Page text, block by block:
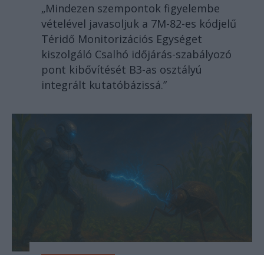
„Mindezen szempontok figyelembe
vételével javasoljuk a 7M-82-es kódjelű
Téridő Monitorizációs Egységet
kiszolgáló Csalhó időjárás-szabályozó
pont kibővítését B3-as osztályú
integrált kutatóbázissá.”